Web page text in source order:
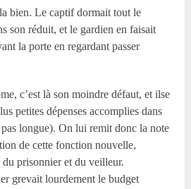
bien. Le captif dormait tout le
son réduit, et le gardien en faisait
la porte en regardant passer
c’est là son moindre défaut, et ilse
petites dépenses accomplies dans
pas longue). On lui remit donc la note
de cette fonction nouvelle,
du prisonnier et du veilleur.
grevait lourdement le budget